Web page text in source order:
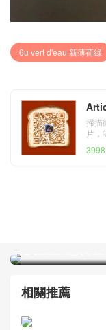
6u vert d'eau 新薄荷綠
掃描
片，
相關推薦